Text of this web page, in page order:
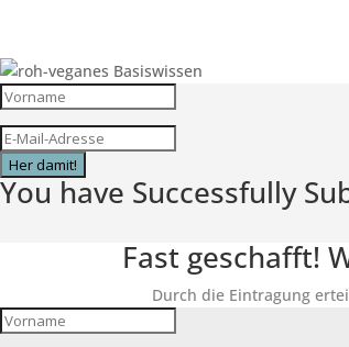
Her damit!
You have Successfully
Fast geschafft!
Durch die Eintragung